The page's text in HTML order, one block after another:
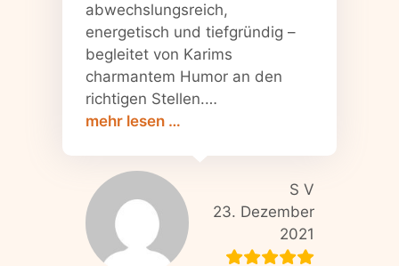
abwechslungsreich,
energetisch und tiefgründig –
begleitet von Karims
charmantem Humor an den
richtigen Stellen.…
mehr lesen …„S V“
S V
23. Dezember
2021